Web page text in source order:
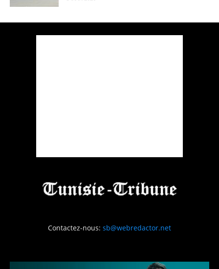
Contactez-nous: sb@webredactor.net